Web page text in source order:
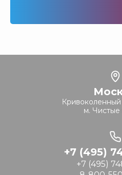
Кривоколенный
м.
+7 (495)
+7 (495)